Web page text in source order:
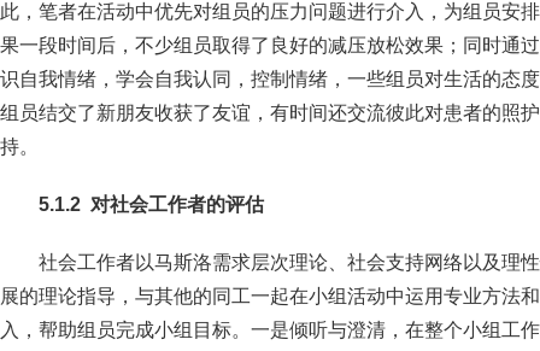
此，笔者在活动中优先对组员的压力问题进行介入，为组员安
果一段时间后，不少组员取得了良好的减压放松效果；同时通
识自我情绪，学会自我认同，控制情绪，一些组员对生活的态
组员结交了新朋友收获了友谊，有时间还交流彼此对患者的照
持。
5.1.2 对社会工作者的评估
社会工作者以马斯洛需求层次理论、社会支持网络以及理
展的理论指导，与其他的同工一起在小组活动中运用专业方法
入，帮助组员完成小组目标。一是倾听与澄清，在整个小组工